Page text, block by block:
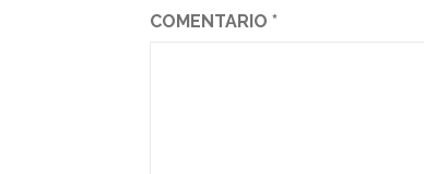
COMENTARIO*